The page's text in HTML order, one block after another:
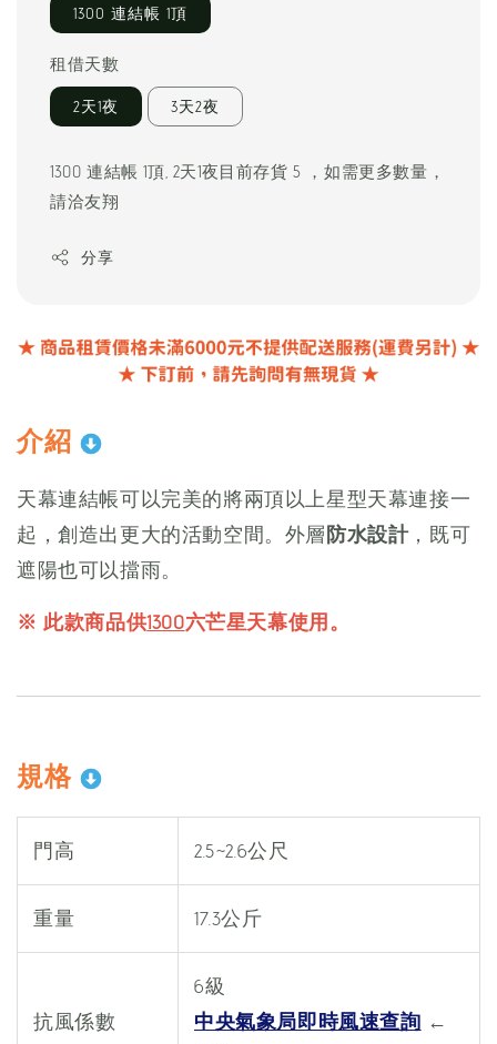
1300 連結帳 1頂
租借天數
2天1夜 3天2夜
1300 連結帳 1頂, 2天1夜目前存貨 5 ，如需更多數量，
請洽友翔
分享
介紹
天幕連結帳可以完美的將兩頂以上星型天幕連接一
起，創造出更大的活動空間。外層 防水設計，既可
遮陽也可以擋雨。
※ 此款商品供1300六芒星天幕使用。
規格
門高 2.5~2.6公尺
重量 17.3公斤
抗風係數
6級
中央氣象局即時風速查詢 ←